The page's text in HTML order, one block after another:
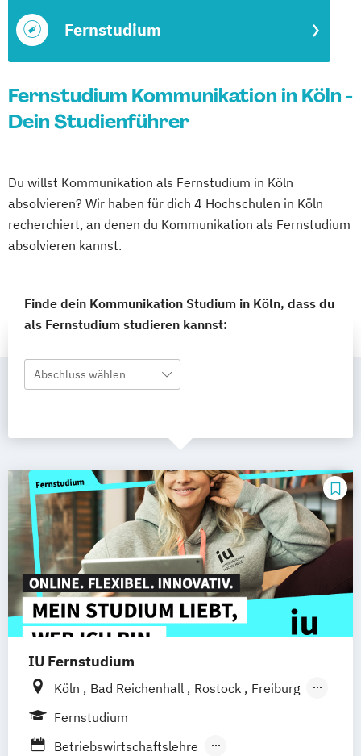
Fernstudium
Fernstudium Kommunikation in Köln -
Dein Studienführer
Du willst Kommunikation als Fernstudium in Köln
absolvieren? Wir haben für dich 4 Hochschulen in Köln
recherchiert, an denen du Kommunikation als Fernstudium
absolvieren kannst.
Finde dein Kommunikation Studium in Köln, dass du
als Fernstudium studieren kannst:
Abschluss wählen
IU Fernstudium
Köln Bad Reichenhall Rostock
Freiburg
Kiel
Frankfurt am Main
Fernstudium
Betriebswirtschaftslehre